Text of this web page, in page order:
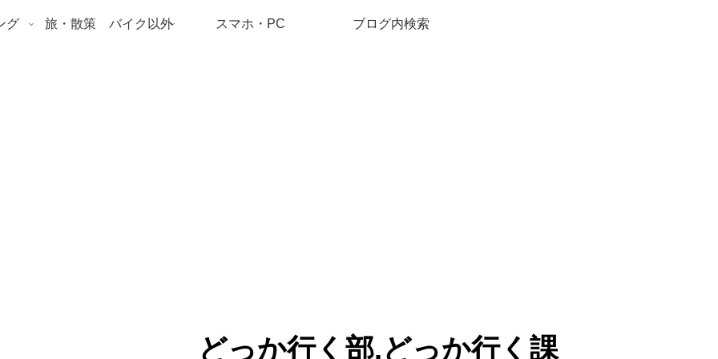
どっか行く部.どっか行く課
グ 旅・散策 バイク以外 スマホ・PC ブログ内検索